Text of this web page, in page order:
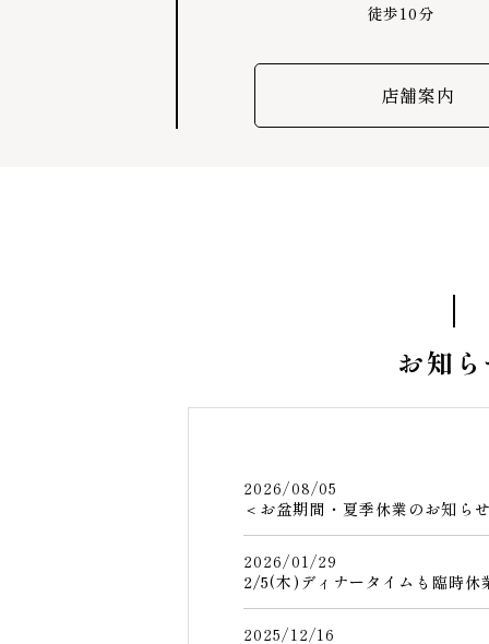
徒歩10分
店舗案内
お知
2026/08/05
＜お盆期間・夏季休業のお知ら
2026/01/29
2/5(木)ディナータイムも臨時休
2025/12/16